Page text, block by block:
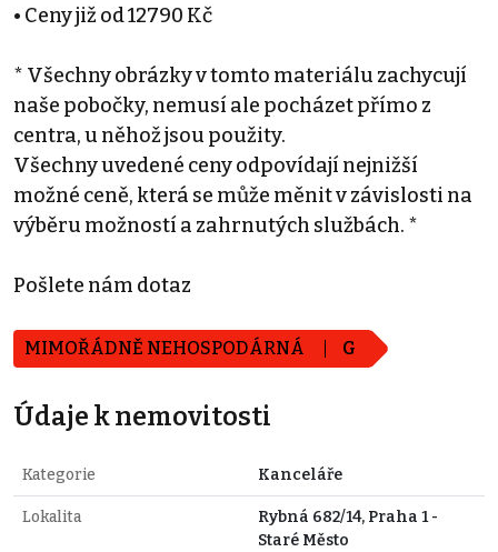
• Ceny již od 12790 Kč
* Všechny obrázky v tomto materiálu zachycují
naše pobočky, nemusí ale pocházet přímo z
centra, u něhož jsou použity.
Všechny uvedené ceny odpovídají nejnižší
možné ceně, která se může měnit v závislosti na
výběru možností a zahrnutých službách. *
Pošlete nám dotaz
MIMOŘÁDNĚ NEHOSPODÁRNÁ G
Údaje k nemovitosti
Kategorie Kanceláře
Lokalita
Rybná 682/14, Praha 1 -
Staré Město